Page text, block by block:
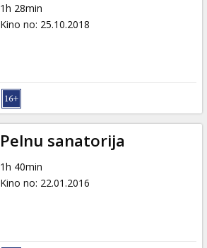
1h 28min
Kino no: 25.10.2018
Pelnu sanatorija
1h 40min
Kino no: 22.01.2016